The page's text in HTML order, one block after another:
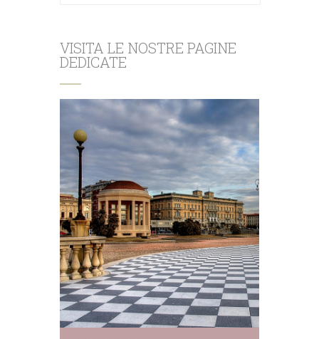
VISITA LE NOSTRE PAGINE
DEDICATE